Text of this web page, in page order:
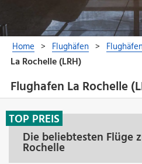
Flughafen La Rochelle
Die beliebtesten Flüge
Rochelle
TOP PREIS